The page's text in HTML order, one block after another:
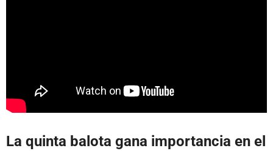
La quinta balota gana importancia en el